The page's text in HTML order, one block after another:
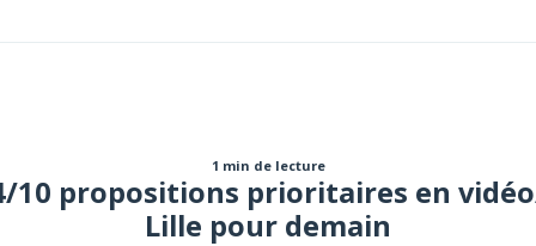
1 min de lecture
10 propositions prioritaires en
Lille pour demain